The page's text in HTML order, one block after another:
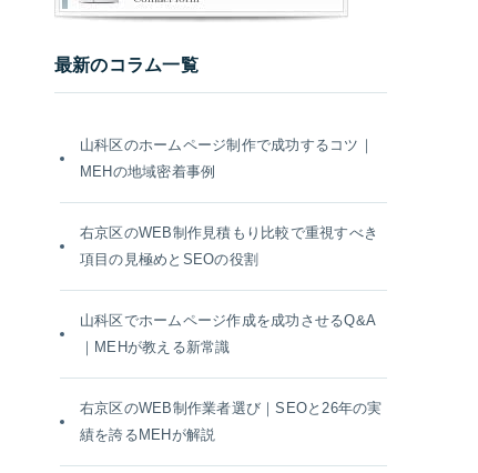
最新のコラム一覧
山科区のホームページ制作で成功するコツ｜
MEHの地域密着事例
右京区のWEB制作見積もり比較で重視すべき
項目の見極めとSEOの役割
山科区でホームページ作成を成功させるQ&A
｜MEHが教える新常識
右京区のWEB制作業者選び｜SEOと26年の実
績を誇るMEHが解説